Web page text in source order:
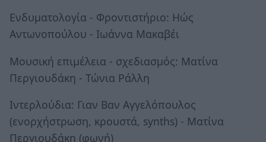
Ενδυματολογία - Φροντιστήριο: Ηώς
Αντωνοπούλου - Ιωάννα Μακαβέι
Μουσική επιμέλεια - σχεδιασμός: Ματίνα
Περγιουδάκη - Τώνια Ράλλη
Ιντερλούδια: Γιαν Βαν Αγγελόπουλος
(ενορχήστρωση, κρουστά, synths) - Ματίνα
Περγιουδάκη (φωνή)